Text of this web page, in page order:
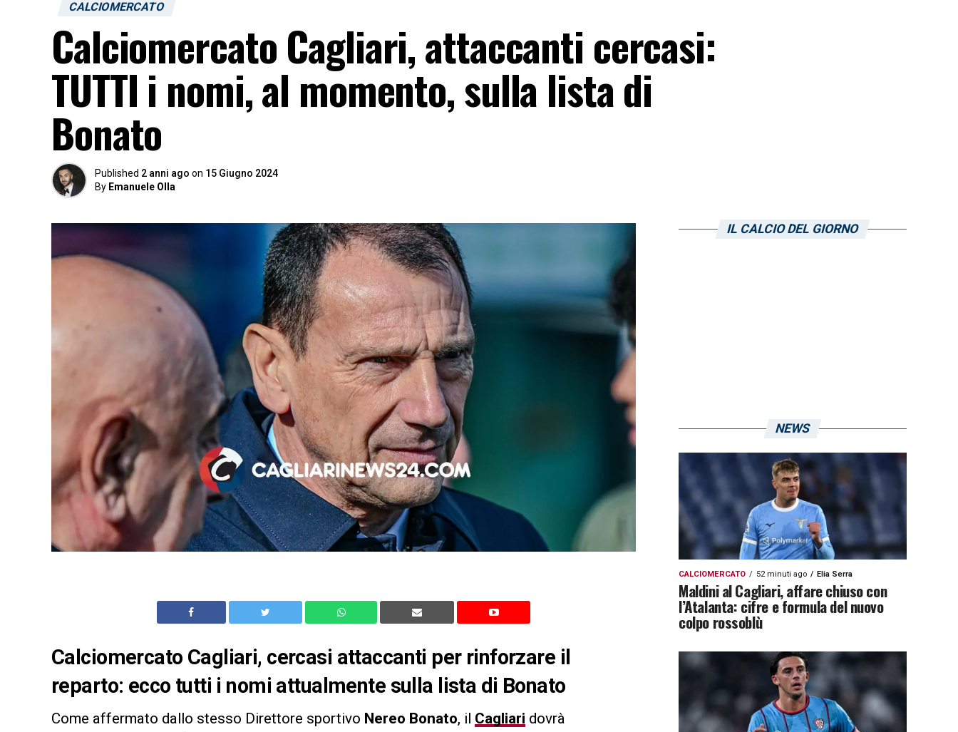
CALCIOMERCATO
Calciomercato Cagliari, attaccanti cercasi:
TUTTI i nomi, al momento, sulla lista di
Bonato
Published 2 anni ago on 15 Giugno 2024
By Emanuele Olla
Calciomercato Cagliari, cercasi attaccanti per rinforzare il
reparto: ecco tutti i nomi attualmente sulla lista di Bonato
Come affermato dallo stesso Direttore sportivo Nereo Bonato, il Cagliari dovrà
IL CALCIO DEL GIORNO
NEWS
CALCIOMERCATO 52 minuti ago Elia Serra
Maldini al Cagliari, affare chiuso con
l’Atalanta: cifre e formula del nuovo
colpo rossoblù